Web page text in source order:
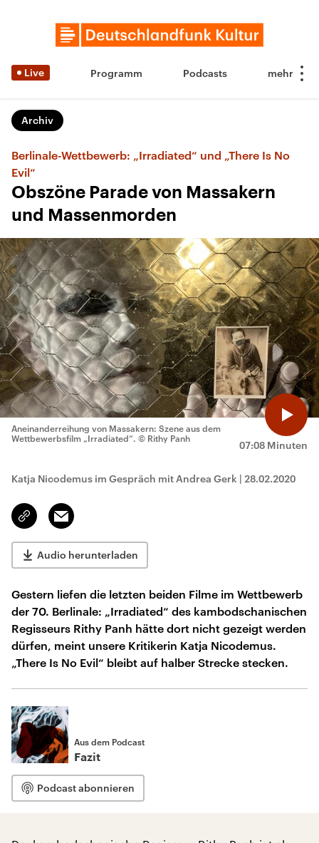
Live Programm Podcasts
Archiv
Berlinale-Wettbewerb: „Irradiated“ und „There Is No
Evil“
Obszöne Parade von Massakern
und Massenmorden
07:08 Minuten
Aneinanderreihung von Massakern: Szene aus dem
Wettbewerbsfilm „Irradiated“. © Rithy Panh
Katja Nicodemus im Gespräch mit Andrea Gerk | 28.02.2020
Link
kopieren/teilen
Email
Audio herunterladen
Gestern liefen die letzten beiden Filme im Wettbewerb
der 70. Berlinale: „Irradiated“ des kambodschanischen
Regisseurs Rithy Panh hätte dort nicht gezeigt werden
dürfen, meint unsere Kritikerin Katja Nicodemus.
„There Is No Evil“ bleibt auf halber Strecke stecken.
Aus dem Podcast
Fazit
Podcast abonnieren